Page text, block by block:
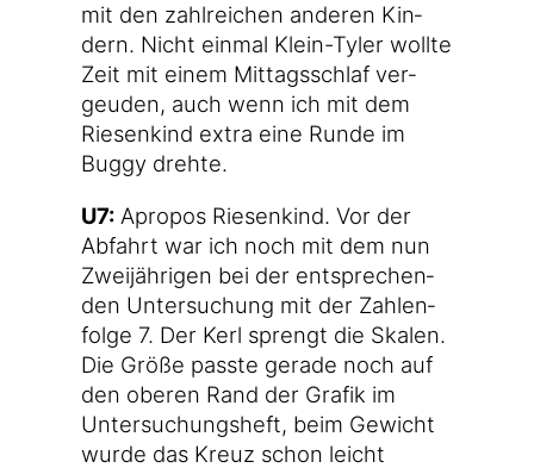
mit den zahl­rei­chen ande­ren Kin­
dern. Nicht ein­mal Klein-Tyler woll­te
Zeit mit einem Mit­tags­schlaf ver­
geu­den, auch wenn ich mit dem
Rie­sen­kind extra eine Run­de im
Bug­gy drehte.
U7: Apro­pos Rie­sen­kind. Vor der
Abfahrt war ich noch mit dem nun
Zwei­jäh­ri­gen bei der ent­spre­chen­
den Unter­su­chung mit der Zah­len­
fol­ge 7. Der Kerl sprengt die Ska­len.
Die Grö­ße pass­te gera­de noch auf
den obe­ren Rand der Gra­fik im
Unter­su­chungs­heft, beim Gewicht
wur­de das Kreuz schon leicht